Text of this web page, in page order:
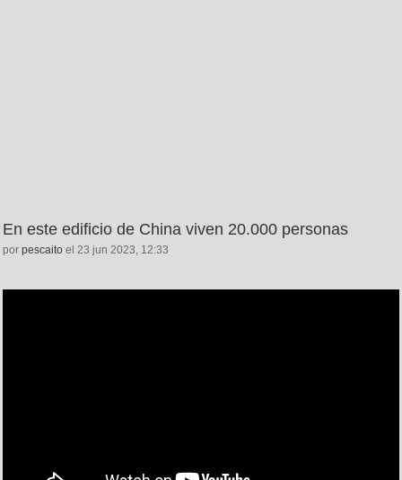
En este edificio de China viven 20.000 personas
por pescaito el 23 jun 2023, 12:33